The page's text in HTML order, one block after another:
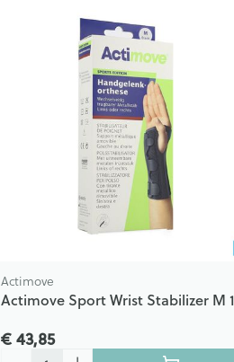
Actimove
Actimove Sport Wrist Stabilizer M 1
€ 43,85